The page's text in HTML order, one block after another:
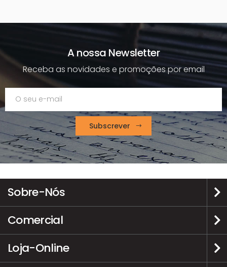
A nossa Newsletter
Receba as novidades e promoções por email
Subscrever
Sobre-Nós
Comercial
Loja-Online